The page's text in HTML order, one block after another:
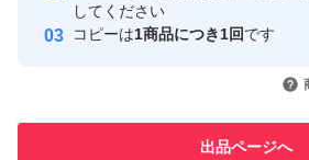
すり替え防止の観点から返品は対応
取引実績
引を完
での取引
してください
コピーは1商品につき1回です
出品ページへ